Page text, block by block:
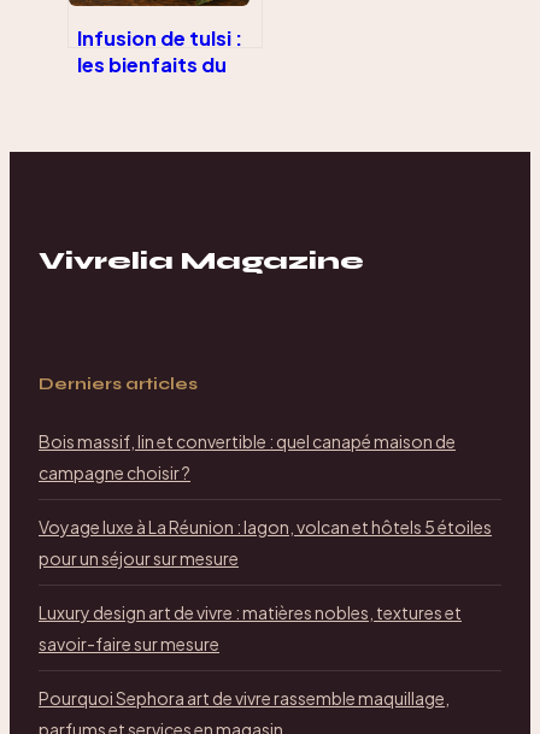
Infusion de tulsi :
les bienfaits du
Vivrelia Magazine
Derniers articles
Bois massif, lin et convertible : quel canapé maison de
campagne choisir ?
Voyage luxe à La Réunion : lagon, volcan et hôtels 5 étoiles
pour un séjour sur mesure
Luxury design art de vivre : matières nobles, textures et
savoir-faire sur mesure
Pourquoi Sephora art de vivre rassemble maquillage,
parfums et services en magasin